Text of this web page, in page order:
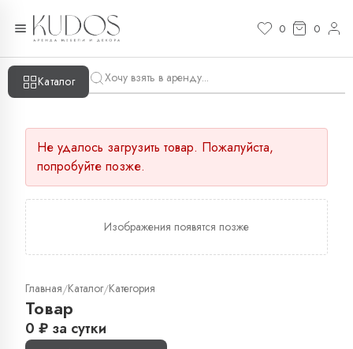
0 0
Каталог
Не удалось загрузить товар. Пожалуйста,
попробуйте позже.
Изображения появятся позже
Главная/Каталог/Категория
Товар
0 ₽ за сутки